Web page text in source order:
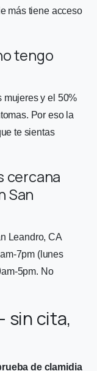
más tiene acceso
tengo
mujeres y el 50%
Por eso la
te sientas
cercana
San
Leandro, CA
7pm (lunes
5pm. No
sin cita,
de clamidia